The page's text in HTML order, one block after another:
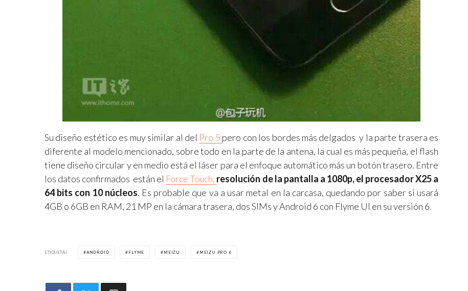
Su diseño estético es muy similar al del Pro 5 pero con los bordes más delgados y la parte trasera es
diferente al modelo mencionado, sobre todo en la parte de la antena, la cual es más pequeña, el flash
tiene diseño circular y en medio está el láser para el enfoque automático más un botón trasero. Entre
los datos confirmados están el Force Touch, resolución de la pantalla a 1080p, el procesador X25 a
64 bits con 10 núcleos. Es probable que va a usar metal en la carcasa, quedando por saber si usará
4GB o 6GB en RAM, 21 MP en la cámara trasera, dos SIMs y Android 6 con Flyme UI en su versión 6.
ETIQUETAS ANDROID FLYME MEIZU MEIZU PRO 6